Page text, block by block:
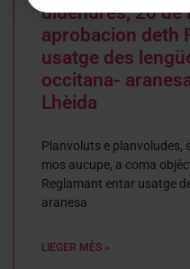
diuendres, 20 de
aprobacion deth
usatge des
occitana-
Lhèida
Planvoluts e planvoludes,
mos aucupe, a coma
Reglamant entar usatge
aranesa
LIEGER MÈS »